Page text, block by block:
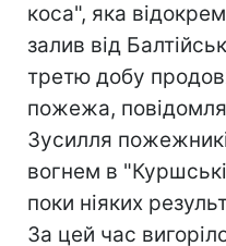
коса", яка
залив від
третю добу
пожежа,
Зусилля
вогнем в
поки ніяких
За цей час